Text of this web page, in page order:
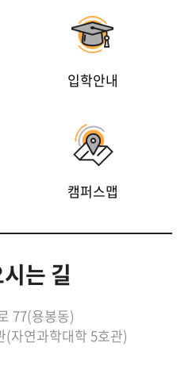
입학안내
캠퍼스맵
는 길
77(용봉동)
(자연과학대학 5호관)